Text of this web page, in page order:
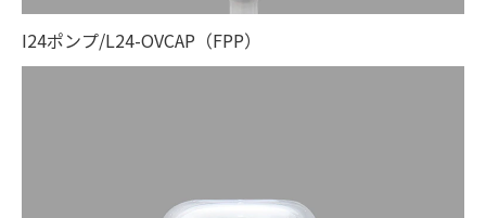
I24ポンプ/L24-OVCAP（FPP）